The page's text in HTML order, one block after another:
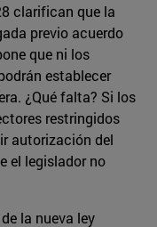
clarifican que la
previo acuerdo
que ni los
establecer
¿Qué falta? Si los
restringidos
autorización del
el legislador no
la nueva ley